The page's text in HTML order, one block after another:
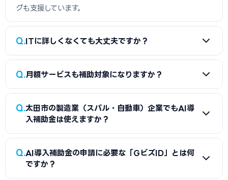
グも支援しています。
Q ITに詳しくなくても大丈夫ですか？
A
大丈夫です。IT導入補助金AI枠の制度上、導入はITベンダ
します。事業者がやることは「どのツールを入れるか決める」
「GビズIDを取得する」「事業計画書に効果を書く」の3点で
す。太田市の太田商工会議所や地域のよろず支援拠点で無料
Q 月額サービスも補助対象になりますか？
A
はい、IT導入補助金AI枠ではSaaSの月額利用料が最大2
年分補助対象になります。たとえば月5万円のクラウドERPを
補助率3/4で90万円が支給されます。初期費用が0円のSaaS
でも申請できるため、太田市の小規模事業者でもスモールス
タートが可能です。
Q 太田市の製造業（スバル・自動車）企業でもAI導
入補助金は使えますか？
A
はい。業種を問わず中小企業・小規模事業者であればIT導
入補助金AI枠の対象です。「どのツールを選べばいいか分か
Q AI導入補助金の申請に必要な「GビズID」とは何
ですか？